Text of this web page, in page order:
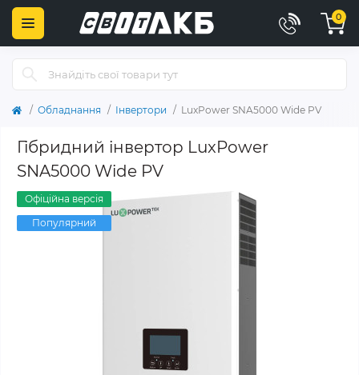
0
Обладнання Інвертори LuxPower SNA5000 Wide PV
Гібридний інвертор LuxPower
SNA5000 Wide PV
Офіційна версія
Популярний